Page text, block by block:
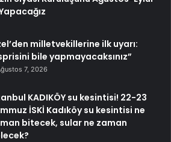
milletvekillerine ilk uyarı:
bile yapmayacaksınız”
7, 2026
KADIKÖY su kesintisi! 22-23
İSKİ Kadıköy su kesintisi ne
bitecek, sular ne zaman